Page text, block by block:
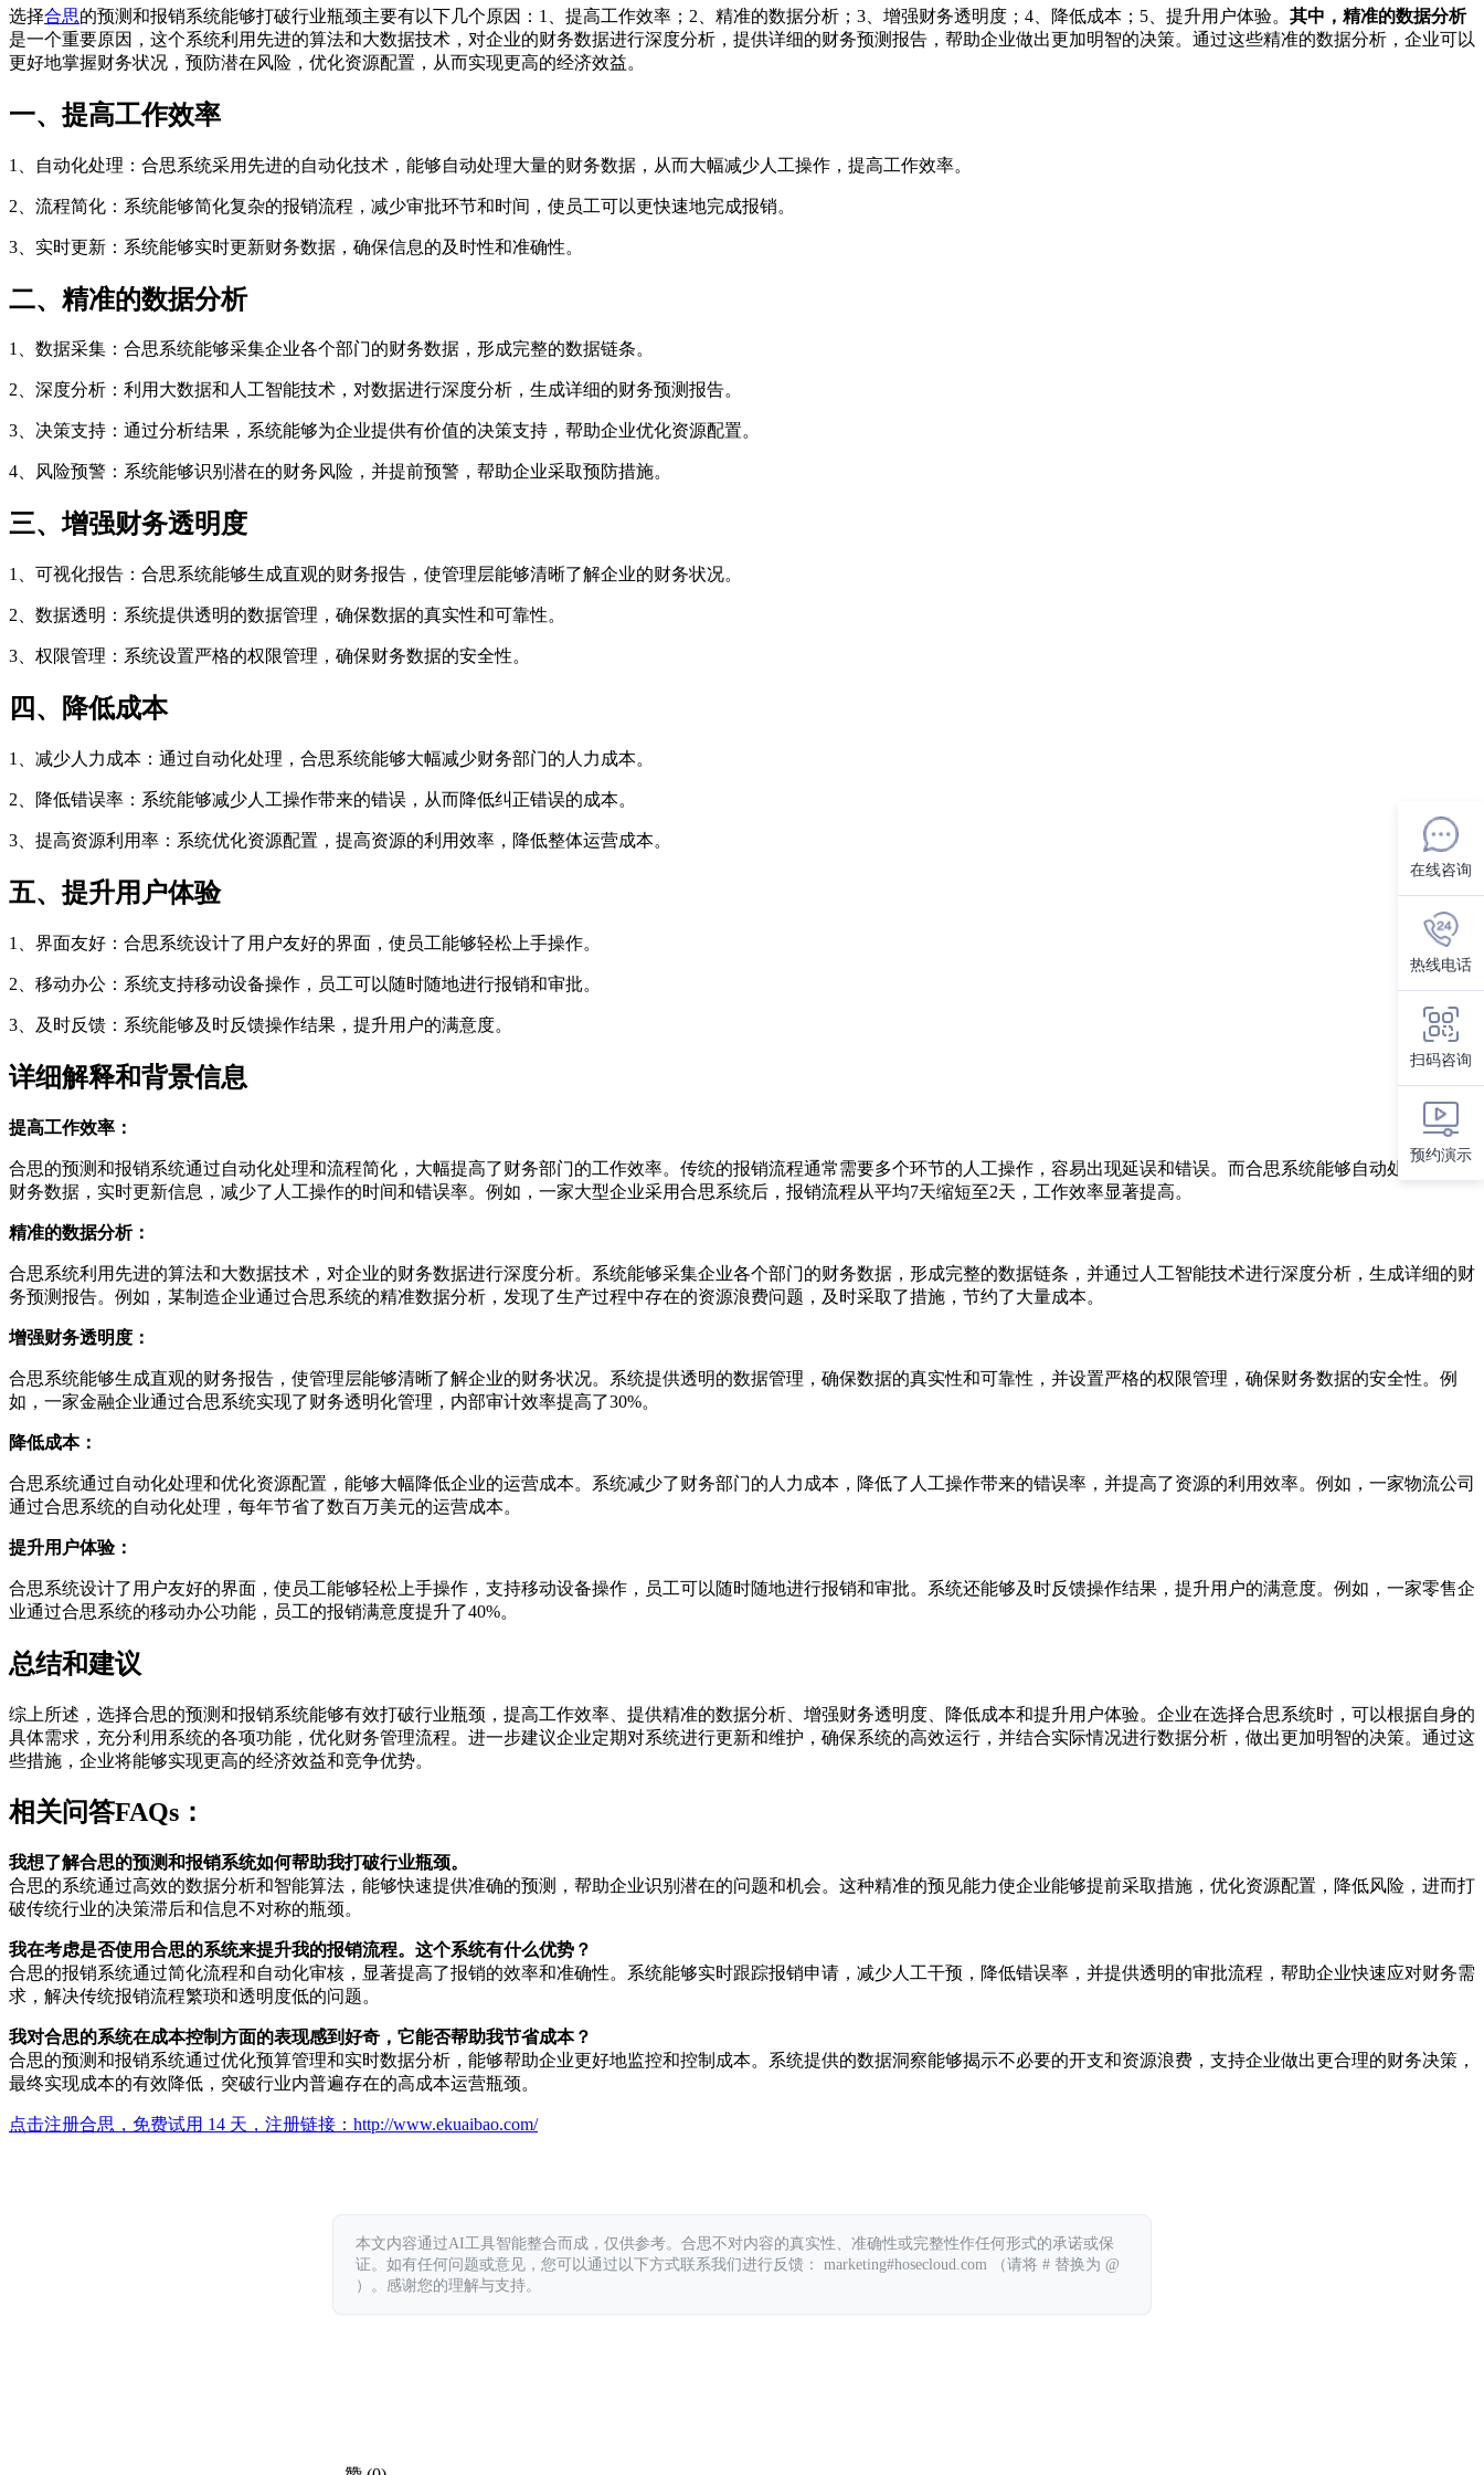
选择合思的预测和报销系统能够打破行业瓶颈主要有以下几个原因：1、提高工作效率；2、精准的数据分析；3、增强财务透明度；4、降低成本；5、提升用户体验。 其中，精准的数据分析
是一个重要原因，这个系统利用先进的算法和大数据技术，对企业的财务数据进行深度分析，提供详细的财务预测报告，帮助企业做出更加明智的决策。通过这些精准的数据分析，企业可以
更好地掌握财务状况，预防潜在风险，优化资源配置，从而实现更高的经济效益。
一、提高工作效率
1、自动化处理：合思系统采用先进的自动化技术，能够自动处理大量的财务数据，从而大幅减少人工操作，提高工作效率。
2、流程简化：系统能够简化复杂的报销流程，减少审批环节和时间，使员工可以更快速地完成报销。
3、实时更新：系统能够实时更新财务数据，确保信息的及时性和准确性。
二、精准的数据分析
1、数据采集：合思系统能够采集企业各个部门的财务数据，形成完整的数据链条。
2、深度分析：利用大数据和人工智能技术，对数据进行深度分析，生成详细的财务预测报告。
3、决策支持：通过分析结果，系统能够为企业提供有价值的决策支持，帮助企业优化资源配置。
4、风险预警：系统能够识别潜在的财务风险，并提前预警，帮助企业采取预防措施。
三、增强财务透明度
1、可视化报告：合思系统能够生成直观的财务报告，使管理层能够清晰了解企业的财务状况。
2、数据透明：系统提供透明的数据管理，确保数据的真实性和可靠性。
3、权限管理：系统设置严格的权限管理，确保财务数据的安全性。
四、降低成本
1、减少人力成本：通过自动化处理，合思系统能够大幅减少财务部门的人力成本。
2、降低错误率：系统能够减少人工操作带来的错误，从而降低纠正错误的成本。
3、提高资源利用率：系统优化资源配置，提高资源的利用效率，降低整体运营成本。
五、提升用户体验
1、界面友好：合思系统设计了用户友好的界面，使员工能够轻松上手操作。
2、移动办公：系统支持移动设备操作，员工可以随时随地进行报销和审批。
3、及时反馈：系统能够及时反馈操作结果，提升用户的满意度。
详细解释和背景信息
提高工作效率：
合思的预测和报销系统通过自动化处理和流程简化，大幅提高了财务部门的工作效率。传统的报销流程通常需要多个环节的人工操作，容易出现延误和错误。而合思系统能够自动处理大量的
财务数据，实时更新信息，减少了人工操作的时间和错误率。例如，一家大型企业采用合思系统后，报销流程从平均7天缩短至2天，工作效率显著提高。
精准的数据分析：
合思系统利用先进的算法和大数据技术，对企业的财务数据进行深度分析。系统能够采集企业各个部门的财务数据，形成完整的数据链条，并通过人工智能技术进行深度分析，生成详细的财
务预测报告。例如，某制造企业通过合思系统的精准数据分析，发现了生产过程中存在的资源浪费问题，及时采取了措施，节约了大量成本。
增强财务透明度：
合思系统能够生成直观的财务报告，使管理层能够清晰了解企业的财务状况。系统提供透明的数据管理，确保数据的真实性和可靠性，并设置严格的权限管理，确保财务数据的安全性。例
如，一家金融企业通过合思系统实现了财务透明化管理，内部审计效率提高了30%。
降低成本：
合思系统通过自动化处理和优化资源配置，能够大幅降低企业的运营成本。系统减少了财务部门的人力成本，降低了人工操作带来的错误率，并提高了资源的利用效率。例如，一家物流公司
通过合思系统的自动化处理，每年节省了数百万美元的运营成本。
提升用户体验：
合思系统设计了用户友好的界面，使员工能够轻松上手操作，支持移动设备操作，员工可以随时随地进行报销和审批。系统还能够及时反馈操作结果，提升用户的满意度。例如，一家零售企
业通过合思系统的移动办公功能，员工的报销满意度提升了40%。
总结和建议
综上所述，选择合思的预测和报销系统能够有效打破行业瓶颈，提高工作效率、提供精准的数据分析、增强财务透明度、降低成本和提升用户体验。企业在选择合思系统时，可以根据自身的
具体需求，充分利用系统的各项功能，优化财务管理流程。进一步建议企业定期对系统进行更新和维护，确保系统的高效运行，并结合实际情况进行数据分析，做出更加明智的决策。通过这
些措施，企业将能够实现更高的经济效益和竞争优势。
相关问答FAQs：
我想了解合思的预测和报销系统如何帮助我打破行业瓶颈。
合思的系统通过高效的数据分析和智能算法，能够快速提供准确的预测，帮助企业识别潜在的问题和机会。这种精准的预见能力使企业能够提前采取措施，优化资源配置，降低风险，进而打
破传统行业的决策滞后和信息不对称的瓶颈。
我在考虑是否使用合思的系统来提升我的报销流程。这个系统有什么优势？
合思的报销系统通过简化流程和自动化审核，显著提高了报销的效率和准确性。系统能够实时跟踪报销申请，减少人工干预，降低错误率，并提供透明的审批流程，帮助企业快速应对财务需
求，解决传统报销流程繁琐和透明度低的问题。
我对合思的系统在成本控制方面的表现感到好奇，它能否帮助我节省成本？
合思的预测和报销系统通过优化预算管理和实时数据分析，能够帮助企业更好地监控和控制成本。系统提供的数据洞察能够揭示不必要的开支和资源浪费，支持企业做出更合理的财务决策，
最终实现成本的有效降低，突破行业内普遍存在的高成本运营瓶颈。
点击注册合思，免费试用 14 天，注册链接： http://www.ekuaibao.com/
本文内容通过AI工具智能整合而成，仅供参考。合思不对内容的真实性、准确性或完整性作任何形式的承诺或保
证。如有任何问题或意见，您可以通过以下方式联系我们进行反馈： marketing#hosecloud.com （请将 # 替换为 @
）。感谢您的理解与支持。
在线咨询
热线电话
扫码咨询
预约演示